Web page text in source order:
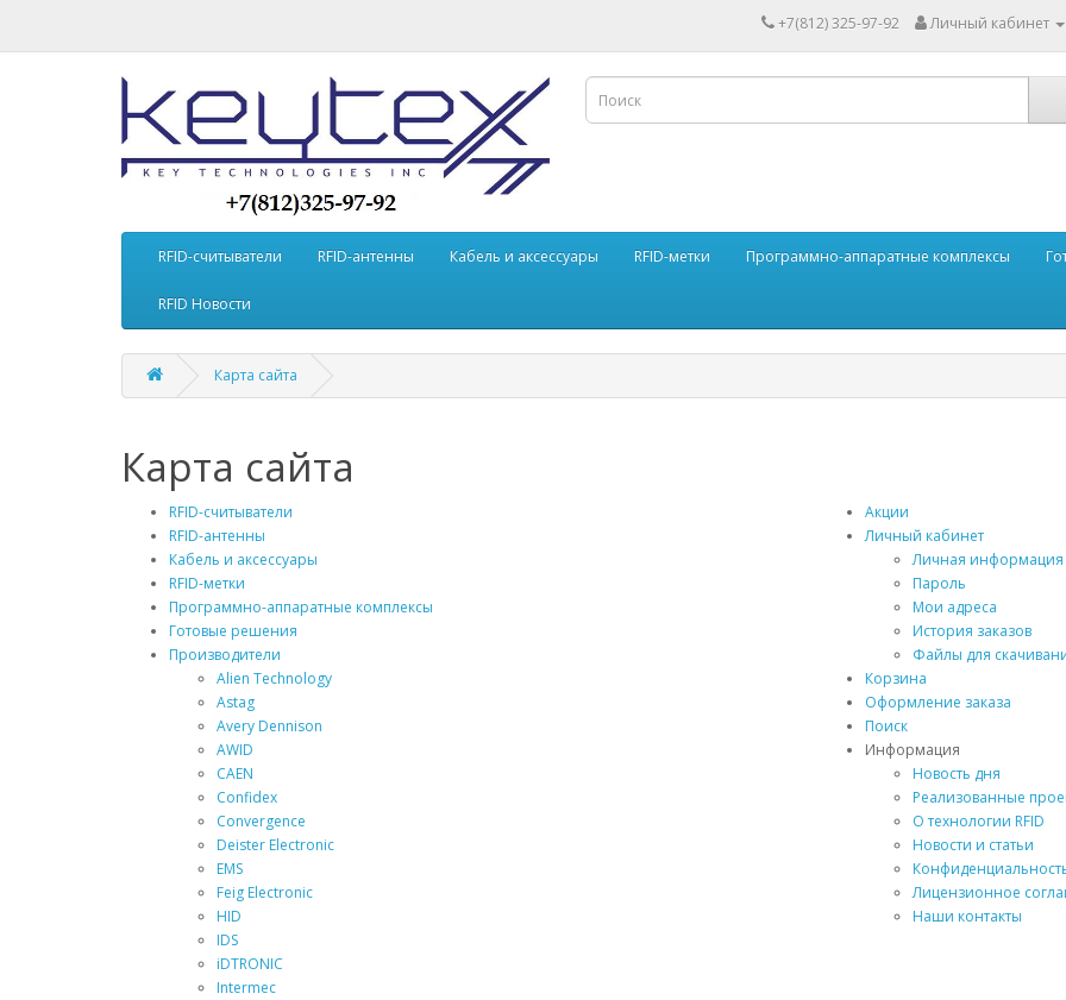
+7(812) 325-97-92 Личный кабинет
RFID-считыватели RFID-антенны Кабель и аксессуары RFID-метки Программно-аппаратные комплексы
RFID Новости
Карта сайта
Карта сайта
RFID-считыватели
RFID-антенны
Кабель и аксессуары
RFID-метки
Программно-аппаратные комплексы
Готовые решения
Производители
Alien Technology
Astag
Avery Dennison
AWID
CAEN
Confidex
Convergence
Deister Electronic
EMS
Feig Electronic
HID
IDS
iDTRONIC
Intermec
Акции
Личный кабинет
Личная информация
Пароль
Мои адреса
История заказов
Файлы для
Корзина
Оформление заказа
Поиск
Информация
Новость дня
Реализованные
О технологии RFID
Новости и статьи
Лицензионное
Наши контакты